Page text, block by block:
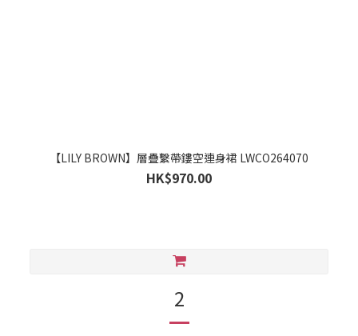
【LILY BROWN】層疊繫帶鏤空連身裙 LWCO264070
HK$970.00
2